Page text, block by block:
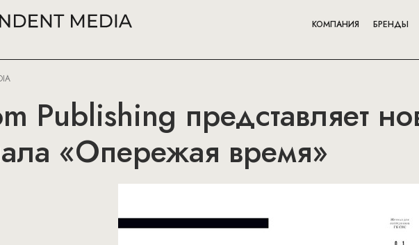
КОМПАНИЯ БРЕНДЫ
Publishing представляет
«Опережая время»